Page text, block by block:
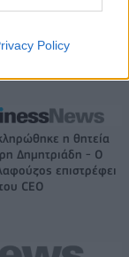
Policy
Sofia South Ring
η θητεία
Δημητριάδη - Ο
επιστρέφει
CEO